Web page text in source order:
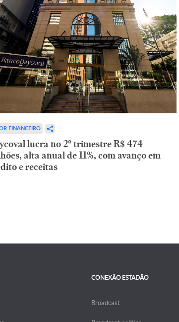
FINANCEIRO
lucra no 2º trimestre R$ 474
alta anual de 11%, com avanço em
e receitas
CONEXÃO ESTADÃO
Broadcast